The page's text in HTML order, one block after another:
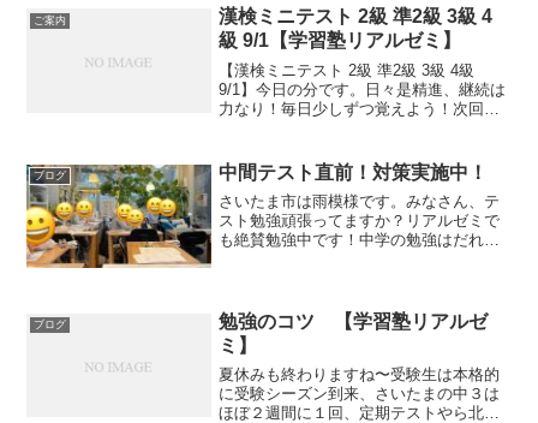
ます。また、既存生徒様でも身内に高齢
者の方がいるなど塾に越さ...
ご案内
漢検ミニテスト 2級 準2級 3級 4
級 9/1【学習塾リアルゼミ】
【漢検ミニテスト 2級 準2級 3級 4級
9/1】今日の分です。日々是精進、継続は
力なり！毎日少しずつ覚えよう！次回は
ブログ 中間テスト直前！対策実施中！
さいたま市は雨模様です。みなさん、テ
スト勉強頑張ってますか？リアルゼミで
も絶賛勉強中です！中学の勉強はだれで
施中...
ブログ
勉強のコツ 【学習塾リアルゼ
ミ】
夏休みも終わりますね〜受験生は本格的
に受験シーズン到来、さいたまの中３は
ほぼ２週間に１回、定期テストやら北辰